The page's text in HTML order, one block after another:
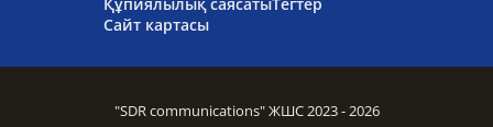
Сайт картасы
"SDR communications" ЖШС 2023 - 2026